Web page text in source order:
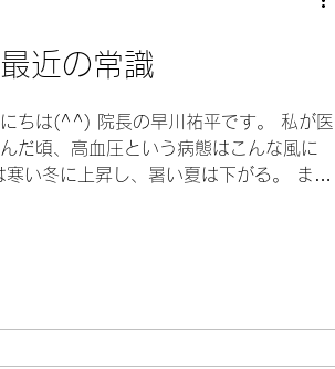
近の常識
ちは(^^) 院長の早川祐平です。 私が医
だ頃、高血圧という病態はこんな風に
寒い冬に上昇し、暑い夏は下がる。 ま